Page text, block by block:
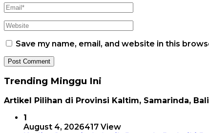
Save my name, email, and website in this
Trending Minggu Ini
Artikel Pilihan di Provinsi Kaltim, Samarinda,
1
August 4, 2026417 View